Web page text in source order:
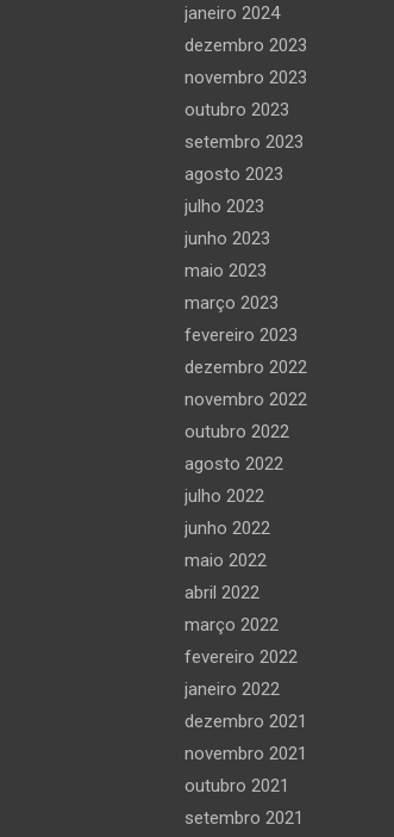
janeiro 2024
dezembro 2023
novembro 2023
outubro 2023
setembro 2023
agosto 2023
julho 2023
junho 2023
maio 2023
março 2023
fevereiro 2023
dezembro 2022
novembro 2022
outubro 2022
agosto 2022
julho 2022
junho 2022
maio 2022
abril 2022
março 2022
fevereiro 2022
janeiro 2022
dezembro 2021
novembro 2021
outubro 2021
setembro 2021